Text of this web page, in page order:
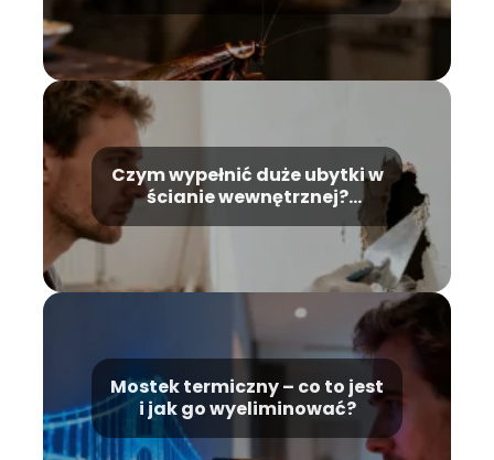
Czym wypełnić duże ubytki w
ścianie wewnętrznej?
Mostek termiczny – co to jest
i jak go wyeliminować?